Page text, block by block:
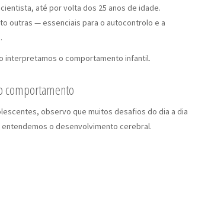
até por volta dos 25 anos de idade.
outras — essenciais para o autocontrolo e a
interpretamos o comportamento infantil.
comportamento
observo que muitos desafios do dia a dia
o desenvolvimento cerebral.